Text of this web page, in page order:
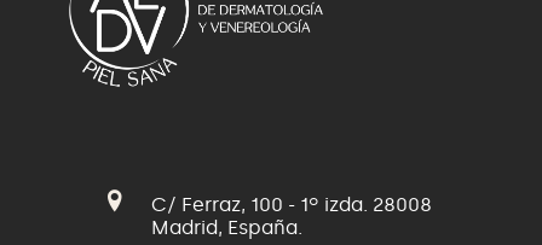
C/ Ferraz, 100 - 1º izda. 28008
Madrid, España.